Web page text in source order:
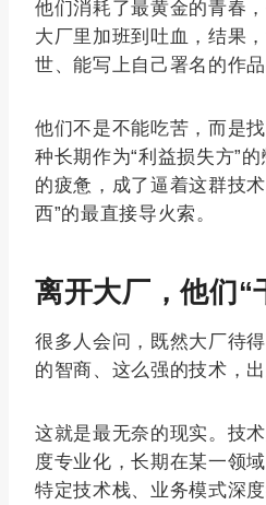
他们消耗了最黄金的青春
大厂里加班到吐血，结果
世、能写上自己署名的作品
他们不是不能吃苦，而是
种长期作为“利益损失方”
的疲惫，成了逼着这群技
西”的最直接导火索。
离开大厂，他们“
很多人会问，既然大厂待
的智商、这么强的技术，
这就是最无奈的现实。技
度专业化，长期在某一领
特定技术栈、业务模式深